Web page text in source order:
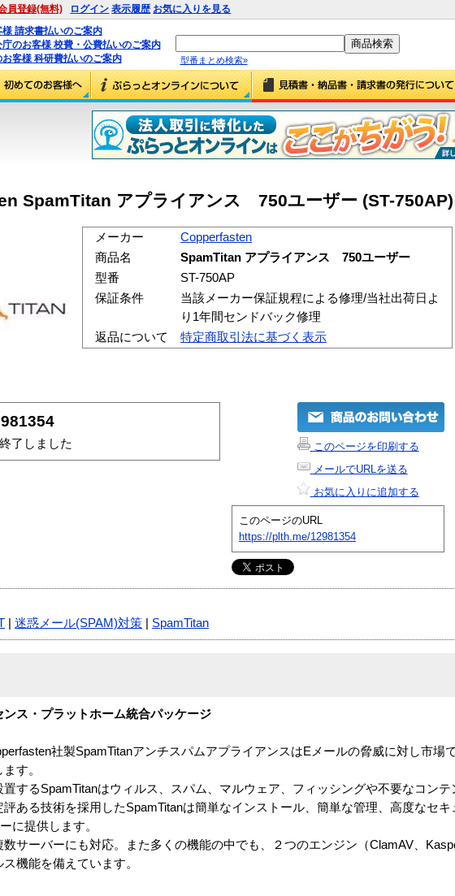
員登録(無料) ログイン 表示履歴 お気に入りを見る
請求書払いのご案内
のお客様 校費・公費払いのご案内
客様 科研費払いのご案内
型番まとめ検索»
SpamTitan アプライアンス 750ユーザー (ST-750AP)
メーカー
Copperfasten
商品名
SpamTitan アプライアンス 750ユーザー
型番
ST-750AP
保証条件
当該メーカー保証規程による修理/当社出荷日よ
り1年間センドバック修理
返品について
特定商取引法に基づく表示
了しました
このページを印刷する
メールでURLを送る
お気に入りに追加する
このページのURL
https://plth.me/12981354
迷惑メール(SPAM)対策 SpamTitan
ス・プラットホーム統合パッケージ
社製SpamTitanアンチスパムアプライアンスはEメールの脅威に対し市場
す。
するSpamTitanはウィルス、スパム、マルウェア、フィッシングや不要なコン
評ある技術を採用したSpamTitanは簡単なインストール、簡単な管理、高度なセ
に提供します。
サーバーにも対応。また多くの機能の中でも、２つのエンジン（ClamAV、
機能を備えています。